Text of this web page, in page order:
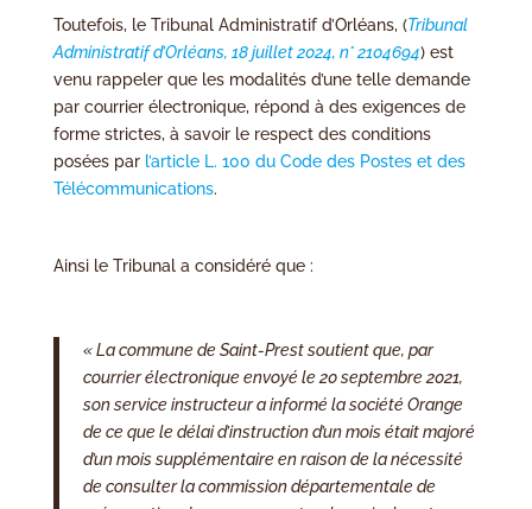
Toutefois, le Tribunal Administratif d’Orléans, (Tribunal
Administratif d’Orléans, 18 juillet 2024, n° 2104694) est
venu rappeler que les modalités d’une telle demande
par courrier électronique, répond à des exigences de
forme strictes, à savoir le respect des conditions
posées par l’article L. 100 du Code des Postes et des
Télécommunications.
Ainsi le Tribunal a considéré que :
« La commune de Saint-Prest soutient que, par
courrier électronique envoyé le 20 septembre 2021,
son service instructeur a informé la société Orange
de ce que le délai d’instruction d’un mois était majoré
d’un mois supplémentaire en raison de la nécessité
de consulter la commission départementale de